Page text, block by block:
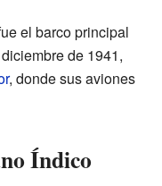
el barco principal
de 1941,
, donde sus aviones
Índico